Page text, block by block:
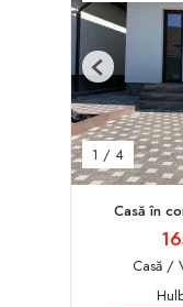
1 / 4
Previous
Casă în
Casă /